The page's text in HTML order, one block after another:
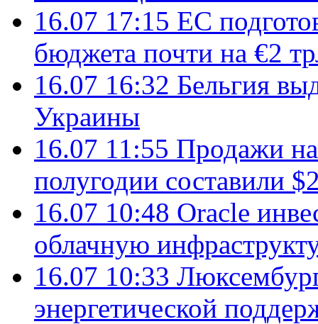
16.07 17:15 ЕС
бюджета почти на €2
16.07 16:32 Бельгия
Украины
16.07 11:55 Продажи
полугодии составили
16.07 10:48 Oracle
облачную
16.07 10:33
энергетической